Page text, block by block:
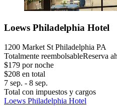
Loews Philadelphia Hotel
1200 Market St Philadelphia PA
Totalmente reembolsableReserva
$179 por noche
$208 en total
7 sep. - 8 sep.
Total con impuestos y cargos
Loews Philadelphia Hotel